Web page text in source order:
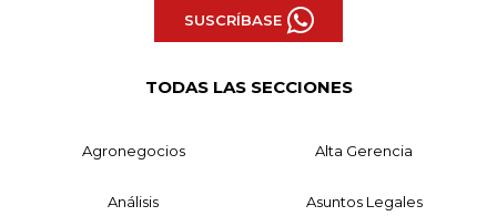
SUSCRÍBASE
TODAS LAS SECCIONES
Agronegocios Alta Gerencia
Análisis Asuntos Legales